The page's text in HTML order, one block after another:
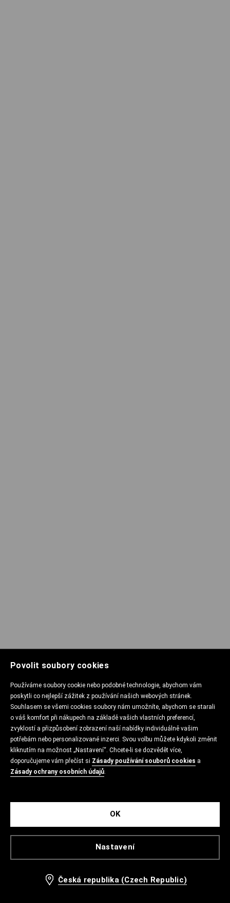
Povolit soubory cookies
Používáme soubory cookie nebo podobné technologie, abychom vám
poskytli co nejlepší zážitek z používání našich webových stránek.
Souhlasem se všemi cookies soubory nám umožníte, abychom se starali
o váš komfort při nákupech na základě vašich vlastních preferencí,
zvyklostí a přizpůsobení zobrazení naší nabídky individuálně vašim
potřebám nebo personalizované inzerci. Svou volbu můžete kdykoli změnit
kliknutím na možnost „Nastavení“. Chcete-li se dozvědět více,
doporučujeme vám přečíst si Zásady používání souborů cookies a
Zásady ochrany osobních údajů.
Nastavení
OK
Česká republika (Czech Republic)